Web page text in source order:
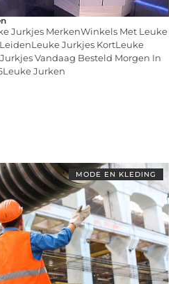
Jurkjes MerkenWinkels Met Leuke
Jurkjes KortLeuke
Vandaag Besteld Morgen In
Jurken
MODE EN KLEDING